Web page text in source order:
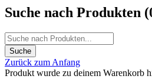
Suche nach Produkten (
Zurück zum Anfang
Produkt wurde zu deinem Warenkorb